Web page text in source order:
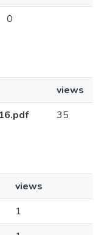
0
views
35
views
1